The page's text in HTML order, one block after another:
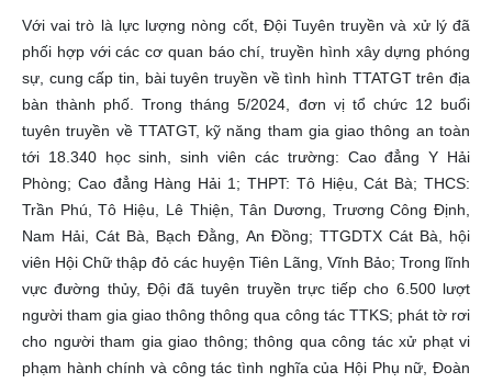
Với vai trò là lực lượng nòng cốt, Đội Tuyên truyền và xử lý đã
phối hợp với các cơ quan báo chí, truyền hình xây dựng phóng
sự, cung cấp tin, bài tuyên truyền về tình hình TTATGT trên địa
bàn thành phố. Trong tháng 5/2024, đơn vị tổ chức 12 buổi
tuyên truyền về TTATGT, kỹ năng tham gia giao thông an toàn
tới 18.340 học sinh, sinh viên các trường: Cao đẳng Y Hải
Phòng; Cao đẳng Hàng Hải 1; THPT: Tô Hiệu, Cát Bà; THCS:
Trần Phú, Tô Hiệu, Lê Thiện, Tân Dương, Trương Công Định,
Nam Hải, Cát Bà, Bạch Đằng, An Đồng; TTGDTX Cát Bà, hội
viên Hội Chữ thập đỏ các huyện Tiên Lãng, Vĩnh Bảo; Trong lĩnh
vực đường thủy, Đội đã tuyên truyền trực tiếp cho 6.500 lượt
người tham gia giao thông thông qua công tác TTKS; phát tờ rơi
cho người tham gia giao thông; thông qua công tác xử phạt vi
phạm hành chính và công tác tình nghĩa của Hội Phụ nữ, Đoàn